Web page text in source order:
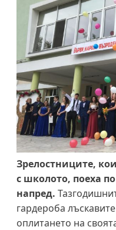
Зрелостниците,
с школото, поеха
напред.
гардероба
оплитането на